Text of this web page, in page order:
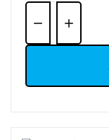
Quantité: